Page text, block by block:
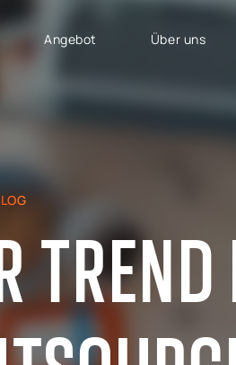
Angebot
Controlling und Analytik
SAP für Logistik &
Produktion
SAP - Bereich Vertrieb,
Marketing und
Kundendienst
Über uns